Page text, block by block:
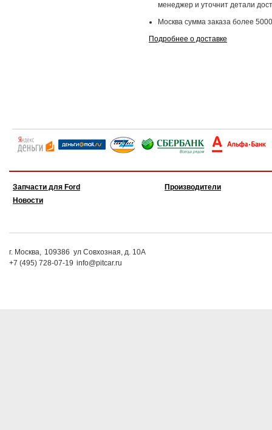
менеджер и уточнит детали
Москва сумма заказа более
Подробнее о доставке
Запчасти для Ford
Новости
Производители
г. Москва, 109386 ул Совхозная, д. 10А
+7 (495) 728-07-19 info@pitcar.ru